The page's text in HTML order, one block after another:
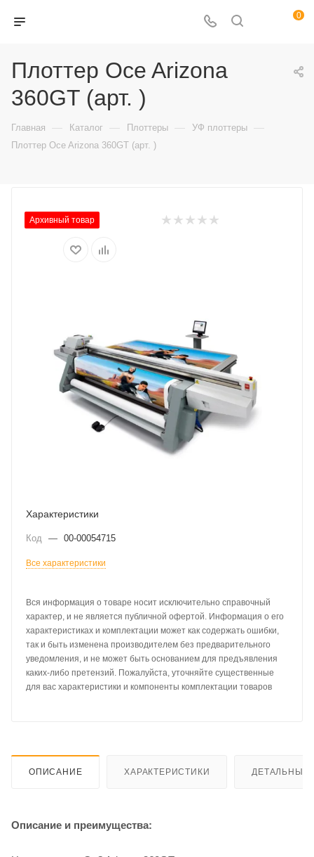
0
Плоттер Oce Arizona
360GT (арт. )
Главная — Каталог — Плоттеры — УФ плоттеры —
Плоттер Oce Arizona 360GT (арт. )
Архивный товар
Характеристики
Код — 00-00054715
Все характеристики
Вся информация о товаре носит исключительно справочный
характер, и не является публичной офертой. Информация о его
характеристиках и комплектации может как содержать ошибки,
так и быть изменена производителем без предварительного
уведомления, и не может быть основанием для предъявления
каких-либо претензий. Пожалуйста, уточняйте существенные
для вас характеристики и компоненты комплектации товаров
ОПИСАНИЕ ХАРАКТЕРИСТИКИ ДЕТАЛЬНЫЕ
Описание и преимущества: